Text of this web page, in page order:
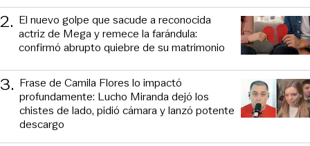
2. El nuevo golpe que sacude a reconocida
actriz de Mega y remece la farándula:
confirmó abrupto quiebre de su matrimonio
3. Frase de Camila Flores lo impactó
profundamente: Lucho Miranda dejó los
chistes de lado, pidió cámara y lanzó potente
descargo